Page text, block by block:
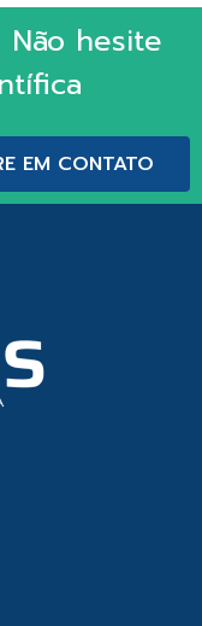
Não hesite
EM CONTATO